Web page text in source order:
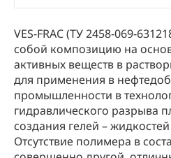
VES-FRAC (ТУ 2458-069-
собой композицию на
активных веществ в
для применения в
промышленности в
гидравлического разрыва
создания гелей –
Отсутствие полимера в